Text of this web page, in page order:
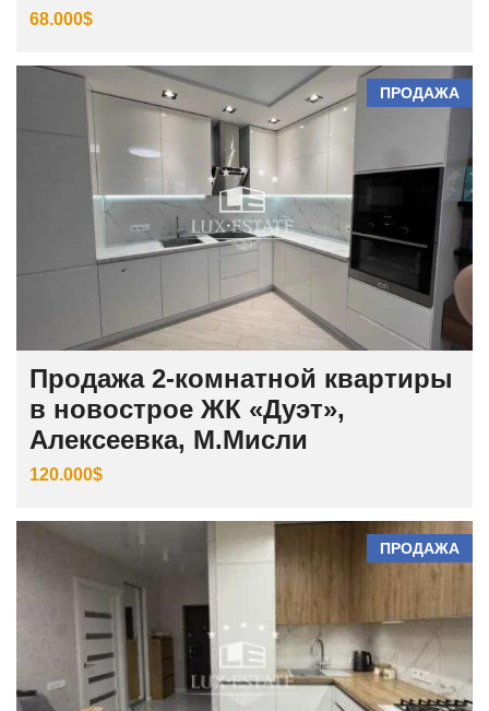
68.000$
ПРОДАЖА
Продажа 2-комнатной квартиры
в новострое ЖК «Дуэт»,
Алексеевка, М.Мисли
120.000$
ПРОДАЖА